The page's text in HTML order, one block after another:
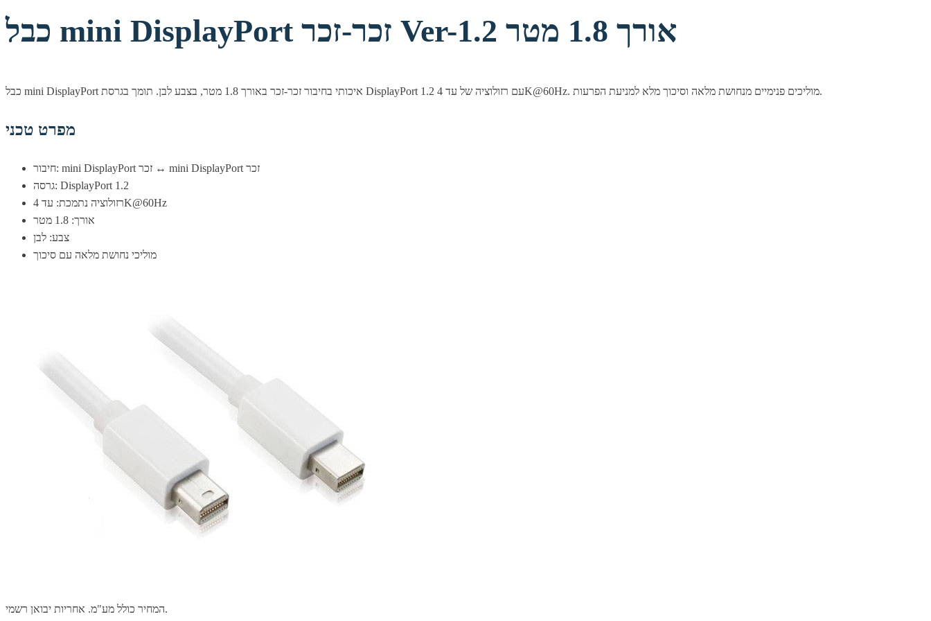
כבל mini DisplayPort זכר-זכר Ver-1.2 אורך 1.8 מטר
כבל mini DisplayPort איכותי בחיבור זכר-זכר באורך 1.8 מטר, בצבע לבן. תומך בגרסת DisplayPort 1.2 עם רזולוציה של עד 4K@60Hz. מוליכים פנימיים מנחושת מלאה וסיכוך מלא למניעת הפרעות.
מפרט טכני
חיבור: mini DisplayPort זכר ↔ mini DisplayPort זכר
גרסה: DisplayPort 1.2
רזולוציה נתמכת: עד 4K@60Hz
אורך: 1.8 מטר
צבע: לבן
מוליכי נחושת מלאה עם סיכוך
המחיר כולל מע"מ. אחריות יבואן רשמי.